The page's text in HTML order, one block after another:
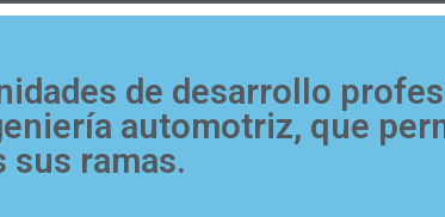
de desarrollo
automotriz, que
ramas.